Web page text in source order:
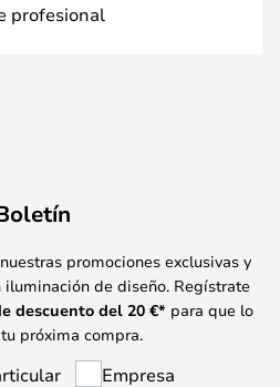
profesional
promociones exclusivas y
de diseño. Regístrate
descuento del 20 €* para que lo
próxima compra.
Empresa